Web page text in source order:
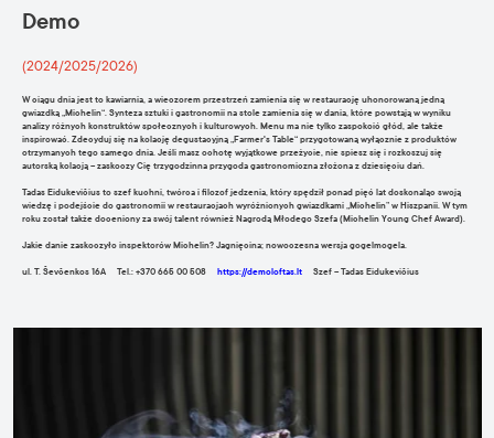
Demo
(2024/2025/2026)
W ciągu dnia jest to kawiarnia, a wieczorem przestrzeń zamienia się w restaurację uhonorowaną jedną
gwiazdką „Michelin“. Synteza sztuki i gastronomii na stole zamienia się w dania, które powstają w wyniku
analizy różnych konstruktów społecznych i kulturowych. Menu ma nie tylko zaspokoić głód, ale także
inspirować. Zdecyduj się na kolację degustacyjną „Farmer's Table“ przygotowaną wyłącznie z produktów
otrzymanych tego samego dnia. Jeśli masz ochotę wyjątkowe przeżycie, nie spiesz się i rozkoszuj się
autorską kolacją – zaskoczy Cię trzygodzinna przygoda gastronomiczna złożona z dziesięciu dań.
Tadas Eidukevičius to szef kuchni, twórca i filozof jedzenia, który spędził ponad pięć lat doskonaląc swoją
wiedzę i podejście do gastronomii w restauracjach wyróżnionych gwiazdkami „Michelin” w Hiszpanii. W tym
roku został także doceniony za swój talent również Nagrodą Młodego Szefa (Michelin Young Chef Award).
Jakie danie zaskoczyło inspektorów Michelin? Jagnięcina; nowoczesna wersja gogelmogela.
ul. T. Ševčenkos 16A Tel.: +370 665 00 508 https://demoloftas.lt Szef – Tadas Eidukevičius